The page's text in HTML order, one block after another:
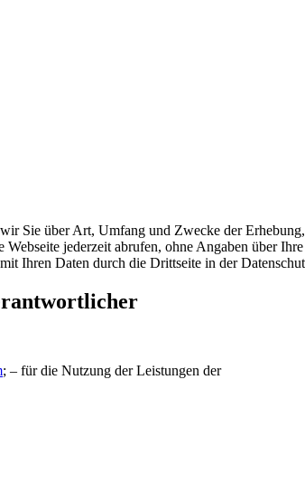
Sie über Art, Umfang und Zwecke der
jederzeit abrufen, ohne Angaben über
Ihren Daten durch die Drittseite in der
; – für die Nutzung der Leistungen der